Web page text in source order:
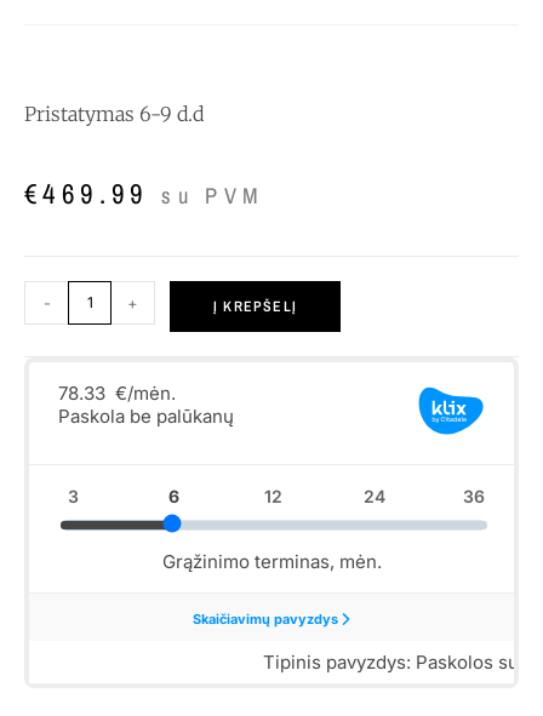
Pristatymas 6-9 d.d
€469.99 su PVM
- + Į KREPŠELĮ